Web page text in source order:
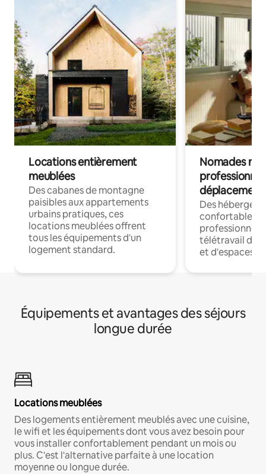
Locations entièrement
meublées
Des cabanes de montagne
paisibles aux appartements
urbains pratiques, ces
locations meublées offrent
tous les équipements d'un
logement standard.
Nomades
déplacement
Des
confortables
professionnels
télétravail
et d'espaces
Équipements et avantages des séjours
longue durée
Locations meublées
Des logements entièrement meublés avec une cuisine,
le wifi et les équipements dont vous avez besoin pour
vous installer confortablement pendant un mois ou
plus. C'est l'alternative parfaite à une location
moyenne ou longue durée.